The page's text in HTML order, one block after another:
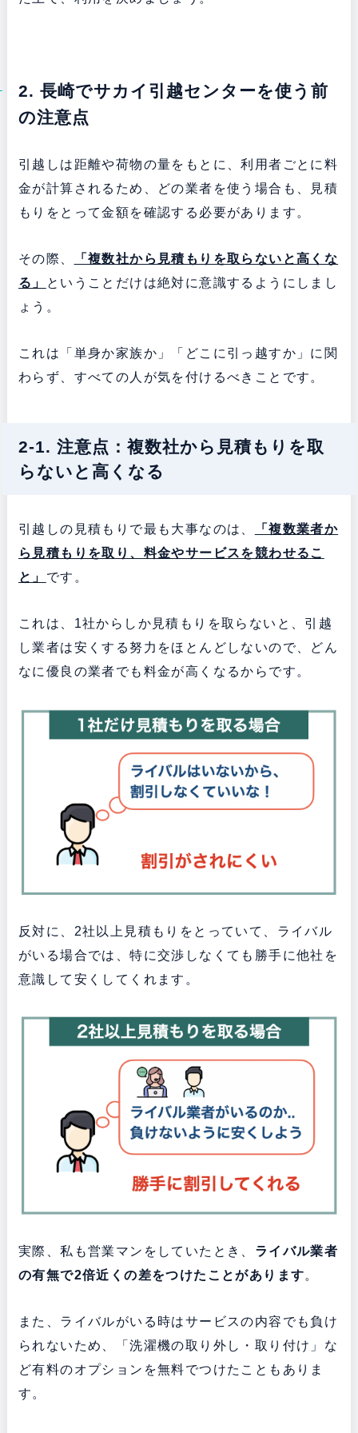
2. 長崎でサカイ引越センターを使う前
の注意点
引越しは距離や荷物の量をもとに、利用者ごとに料
金が計算されるため、どの業者を使う場合も、見積
もりをとって金額を確認する必要があります。
その際、
「複数社から見積もりを取らないと高くな
る」
ということだけは絶対に意識するようにしまし
ょう。
これは「単身か家族か」「どこに引っ越すか」に関
わらず、すべての人が気を付けるべきことです。
2-1. 注意点：複数社から見積もりを取
らないと高くなる
引越しの見積もりで最も大事なのは、
「複数業者か
ら見積もりを取り、料金やサービスを競わせるこ
と」 です。
これは、1社からしか見積もりを取らないと、引越
し業者は安くする努力をほとんどしないので、どん
なに優良の業者でも料金が高くなるからです。
反対に、2社以上見積もりをとっていて、ライバル
がいる場合では、特に交渉しなくても勝手に他社を
意識して安くしてくれます。
実際、私も営業マンをしていたとき、 ライバル業者
の有無で2倍近くの差をつけたことがあります。
また、ライバルがいる時はサービスの内容でも負け
られないため、「洗濯機の取り外し・取り付け」な
ど有料のオプションを無料でつけたこともありま
す。